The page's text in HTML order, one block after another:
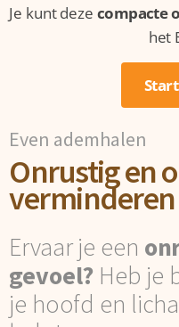
Je kunt deze compacte
het
Even ademhalen
Onrustig en
verminderen
Ervaar je een
gevoel? Heb je
je hoofd en